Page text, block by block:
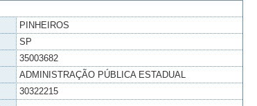
PINHEIROS
SP
35003682
ADMINISTRAÇÃO PÚBLICA ESTADUAL
30322215